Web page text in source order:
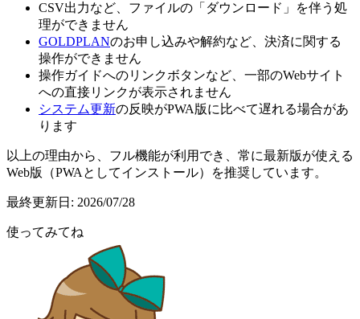
CSV出力など、ファイルの「ダウンロード」を伴う処
理ができません
GOLDPLANのお申し込みや解約など、決済に関する
操作ができません
操作ガイドへのリンクボタンなど、一部のWebサイト
への直接リンクが表示されません
システム更新の反映がPWA版に比べて遅れる場合があ
ります
以上の理由から、フル機能が利用でき、常に最新版が使える
Web版（PWAとしてインストール）を推奨しています。
最終更新日: 2026/07/28
使ってみてね